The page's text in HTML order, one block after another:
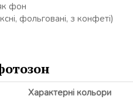
фон
фольговані, з конфеті)
Характерні кольори